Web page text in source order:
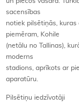
sacensības
notiek pilsētiņās,
piemēram, Kohile
(netālu no Tallinas),
moderns
stadions, aprīkots ar
aparatūru.
Pilsētiņu iedzīvotāji